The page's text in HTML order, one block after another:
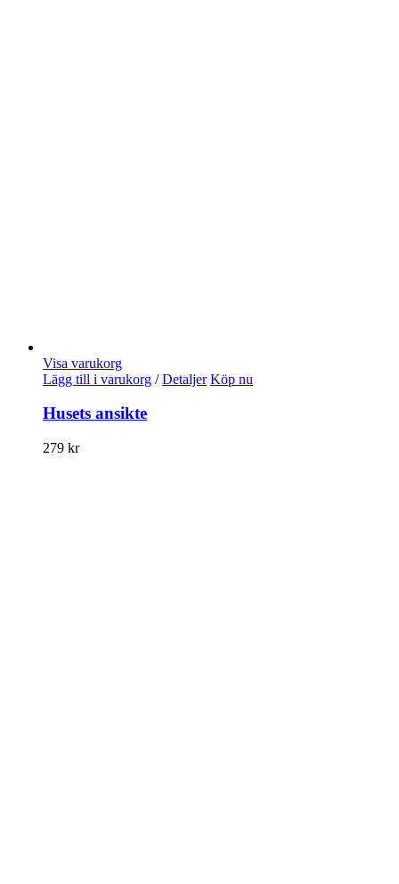
Visa varukorg
Lägg till i varukorg / Detaljer Köp nu
Husets ansikte
279 kr